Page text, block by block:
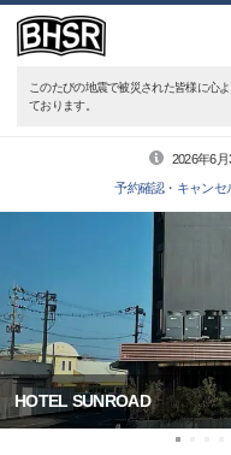
このたびの地震で被災された皆様に心
ております。
2026年6
予約確認・キャンセ
HOTEL SUNROAD